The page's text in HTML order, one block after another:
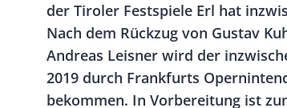
der Tiroler Festspiele Erl hat
Nach dem Rückzug von Gustav
Andreas Leisner wird der
2019 durch Frankfurts
bekommen. In Vorbereitung ist